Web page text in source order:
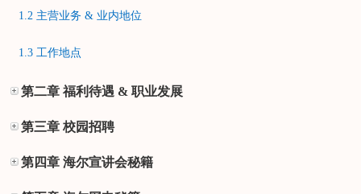
1.2 主营业务 & 业内地位
1.3 工作地点
第二章 福利待遇 & 职业发展
第三章 校园招聘
第四章 海尔宣讲会秘籍